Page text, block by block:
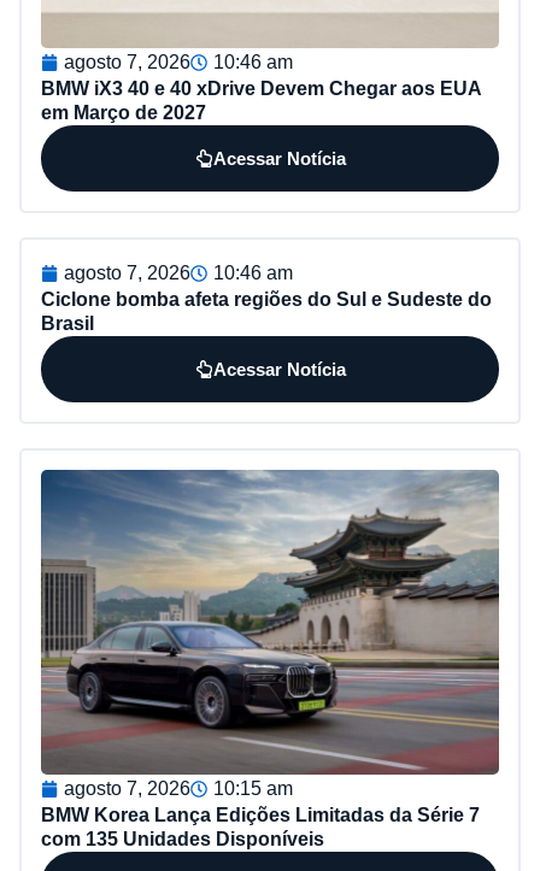
agosto 7, 2026
10:46 am
BMW iX3 40 e 40 xDrive Devem Chegar aos EUA
em Março de 2027
Acessar Notícia
agosto 7, 2026
10:46 am
Ciclone bomba afeta regiões do Sul e Sudeste do
Brasil
Acessar Notícia
agosto 7, 2026
10:15 am
BMW Korea Lança Edições Limitadas da Série 7
com 135 Unidades Disponíveis